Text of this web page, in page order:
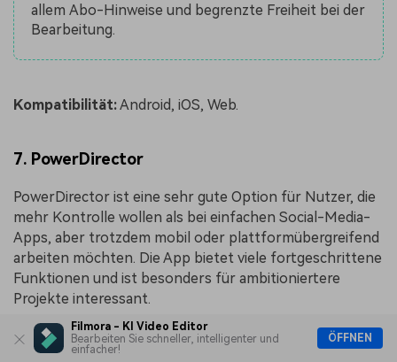
Filmora - KI Video Editor
Bearbeiten Sie schneller, intelligenter und
einfacher!
ÖFFNEN
allem Abo-Hinweise und begrenzte Freiheit bei der
Bearbeitung.
Kompatibilität:Android, iOS, Web.
7. PowerDirector
PowerDirector ist eine sehr gute Option für Nutzer, die
mehr Kontrolle wollen als bei einfachen Social-Media-
Apps, aber trotzdem mobil oder plattformübergreifend
arbeiten möchten. Die App bietet viele fortgeschrittene
Funktionen und ist besonders für ambitioniertere
Projekte interessant.